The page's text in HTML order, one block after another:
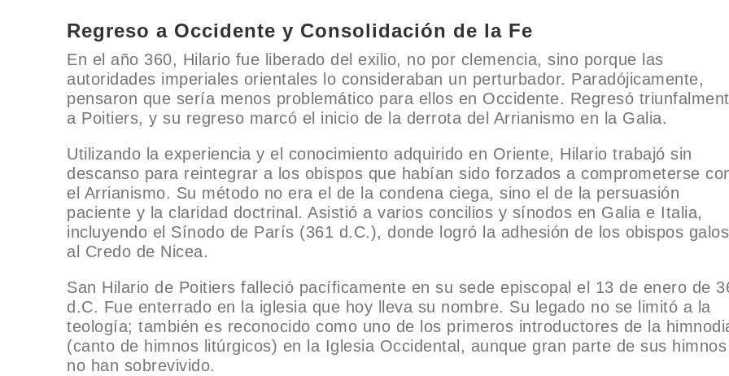
Regreso a Occidente y Consolidación de la Fe
En el año 360, Hilario fue liberado del exilio, no por clemencia, sino porque las
autoridades imperiales orientales lo consideraban un perturbador. Paradójicamente,
pensaron que sería menos problemático para ellos en Occidente. Regresó
a Poitiers, y su regreso marcó el inicio de la derrota del Arrianismo en la Galia.
Utilizando la experiencia y el conocimiento adquirido en Oriente, Hilario trabajó sin
descanso para reintegrar a los obispos que habían sido forzados a comprometerse
el Arrianismo. Su método no era el de la condena ciega, sino el de la persuasión
paciente y la claridad doctrinal. Asistió a varios concilios y sínodos en Galia e Italia,
incluyendo el Sínodo de París (361 d.C.), donde logró la adhesión de los obispos galos
al Credo de Nicea.
San Hilario de Poitiers falleció pacíficamente en su sede episcopal el 13 de enero de
d.C. Fue enterrado en la iglesia que hoy lleva su nombre. Su legado no se limitó a la
teología; también es reconocido como uno de los primeros introductores de la
(canto de himnos litúrgicos) en la Iglesia Occidental, aunque gran parte de sus himnos
no han sobrevivido.